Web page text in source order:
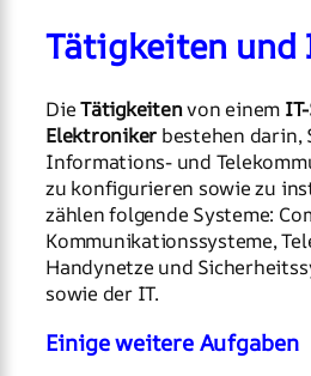
Tätigkeiten und
DieTätigkeitenvon einem
Elektroniker bestehen darin,
Informations- und
zu konfigurieren sowie zu
zählen folgende Systeme:
Kommunikationssysteme,
Handynetze und
sowie der IT.
Einige weitere Aufgaben